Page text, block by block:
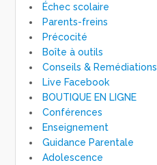
Échec scolaire
Parents-freins
Précocité
Boîte à outils
Conseils & Remédiations
Live Facebook
BOUTIQUE EN LIGNE
Conférences
Enseignement
Guidance Parentale
Adolescence